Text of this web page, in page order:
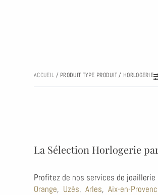
ACCUEIL / PRODUIT TYPE PRODUIT / HORLOGERIE
La Sélection Horlogerie
Profitez de nos services de
Orange, Uzès,Arles,Aix-en-